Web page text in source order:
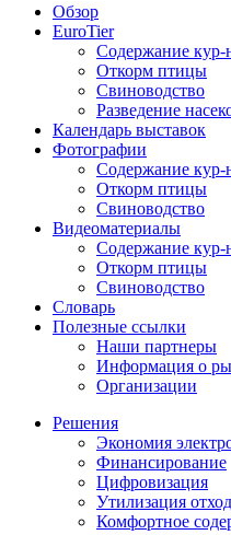
Обзор
EuroTier
Содержание кур-
Откорм птицы
Свиноводство
Разведение
Календарь выставок
Фотографии
Содержание кур-
Откорм птицы
Свиноводство
Видеоматериалы
Содержание кур-
Откорм птицы
Свиноводство
Словарь
Полезные ссылки
Наши партнеры
Информация о
Организации
Решения
Экономия
Финансирование
Цифровизация
Утилизация
Комфортное